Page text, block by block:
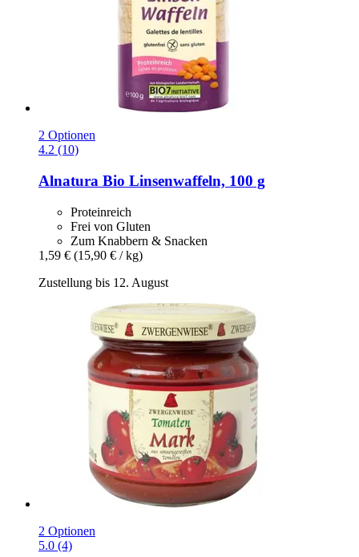
2 Optionen
4.2 (10)
Alnatura Bio Linsenwaffeln, 100 g
Proteinreich
Frei von Gluten
Zum Knabbern & Snacken
1,59 € (15,90 € / kg)
Zustellung bis 12. August
2 Optionen
5.0 (4)